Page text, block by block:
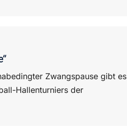
Zwangspause gibt es
Hallenturniers der